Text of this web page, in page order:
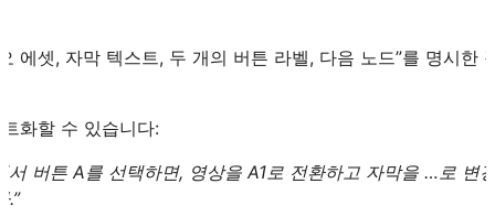
에셋, 자막 텍스트, 두 개의 버튼 라벨, 다음 노드”를 명시한
화할 수 있습니다:
서 버튼 A를 선택하면, 영상을 A1로 전환하고 자막을 …로 변
.”